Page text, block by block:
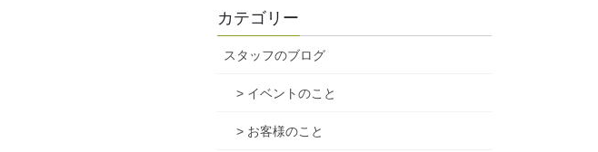
カテゴリー
スタッフのブログ
> イベントのこと
> お客様のこと